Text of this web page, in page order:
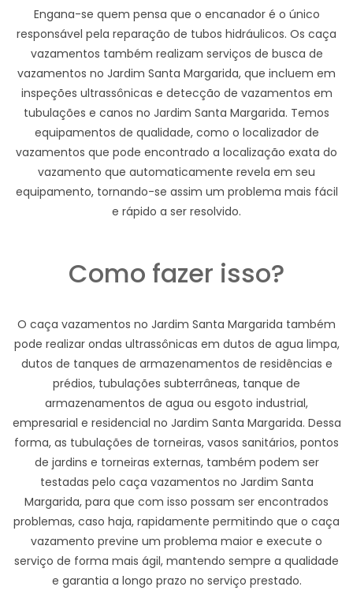
Engana-se quem pensa que o encanador é o único
responsável pela reparação de tubos hidráulicos. Os caça
vazamentos também realizam serviços de busca de
vazamentos no Jardim Santa Margarida, que incluem em
inspeções ultrassônicas e detecção de vazamentos em
tubulações e canos no Jardim Santa Margarida. Temos
equipamentos de qualidade, como o localizador de
vazamentos que pode encontrado a localização exata do
vazamento que automaticamente revela em seu
equipamento, tornando-se assim um problema mais fácil
e rápido a ser resolvido.
Como fazer isso?
O caça vazamentos no Jardim Santa Margarida também
pode realizar ondas ultrassônicas em dutos de agua limpa,
dutos de tanques de armazenamentos de residências e
prédios, tubulações subterrâneas, tanque de
armazenamentos de agua ou esgoto industrial,
empresarial e residencial no Jardim Santa Margarida. Dessa
forma, as tubulações de torneiras, vasos sanitários, pontos
de jardins e torneiras externas, também podem ser
testadas pelo caça vazamentos no Jardim Santa
Margarida, para que com isso possam ser encontrados
problemas, caso haja, rapidamente permitindo que o caça
vazamento previne um problema maior e execute o
serviço de forma mais ágil, mantendo sempre a qualidade
e garantia a longo prazo no serviço prestado.